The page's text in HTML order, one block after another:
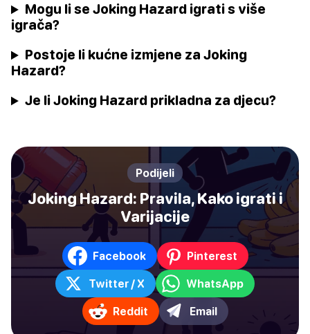
Mogu li se Joking Hazard igrati s više
igrača?
Postoje li kućne izmjene za Joking
Hazard?
Je li Joking Hazard prikladna za djecu?
Podijeli
Joking Hazard: Pravila, Kako igrati i
Varijacije
Facebook Pinterest
Twitter / X WhatsApp
Reddit Email